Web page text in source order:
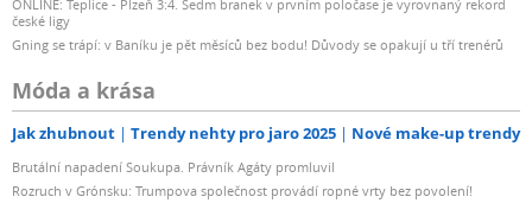
ONLINE: Teplice - Plzeň 3:4. Sedm branek v prvním poločase je vyrovnaný rekord
české ligy
Gning se trápí: v Baníku je pět měsíců bez bodu! Důvody se opakují u tří trenérů
Móda a krása
Jak zhubnout Trendy nehty pro jaro 2025 Nové make-up trendy
Brutální napadení Soukupa. Právník Agáty promluvil
Rozruch v Grónsku: Trumpova společnost provádí ropné vrty bez povolení!